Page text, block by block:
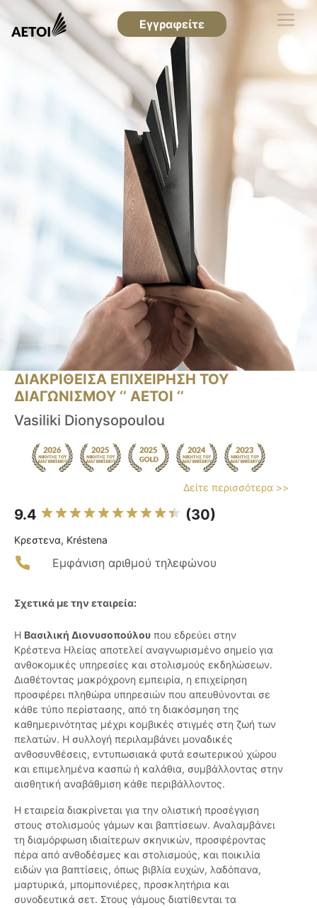
Εγγραφείτε
ΔΙΑΚΡΙΘΕΙΣΑ ΕΠΙΧΕΙΡΗΣΗ ΤΟΥ
ΔΙΑΓΩΝΙΣΜΟΥ ‘’ ΑΕΤΟΙ ‘’
Vasiliki Dionysopoulou
Δείτε περισσότερα >>
9.4 (30)
Κρεστενα, Kréstena
Εμφάνιση αριθμού τηλεφώνου
Σχετικά με την εταιρεία:
Η Βασιλική Διονυσοπούλου που εδρεύει στην
Κρέστενα Ηλείας αποτελεί αναγνωρισμένο σημείο για
ανθοκομικές υπηρεσίες και στολισμούς εκδηλώσεων.
Διαθέτοντας μακρόχρονη εμπειρία, η επιχείρηση
προσφέρει πληθώρα υπηρεσιών που απευθύνονται σε
κάθε τύπο περίστασης, από τη διακόσμηση της
καθημερινότητας μέχρι κομβικές στιγμές στη ζωή των
πελατών. Η συλλογή περιλαμβάνει μοναδικές
ανθοσυνθέσεις, εντυπωσιακά φυτά εσωτερικού χώρου
και επιμελημένα κασπώ ή καλάθια, συμβάλλοντας στην
αισθητική αναβάθμιση κάθε περιβάλλοντος.
Η εταιρεία διακρίνεται για την ολιστική προσέγγιση
στους στολισμούς γάμων και βαπτίσεων. Αναλαμβάνει
τη διαμόρφωση ιδιαίτερων σκηνικών, προσφέροντας
πέρα από ανθοδέσμες και στολισμούς, και ποικιλία
ειδών για βαπτίσεις, όπως βιβλία ευχών, λαδόπανα,
μαρτυρικά, μπομπονιέρες, προσκλητήρια και
συνοδευτικά σετ. Στους γάμους διατίθενται τα